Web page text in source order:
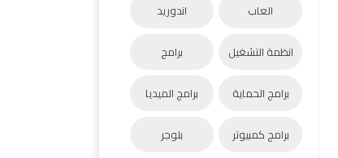
العاب اندوريد
انظمة التشغيل برامج
برامج الحماية برامج الميديا
برامج كمبيوتر بلوجر